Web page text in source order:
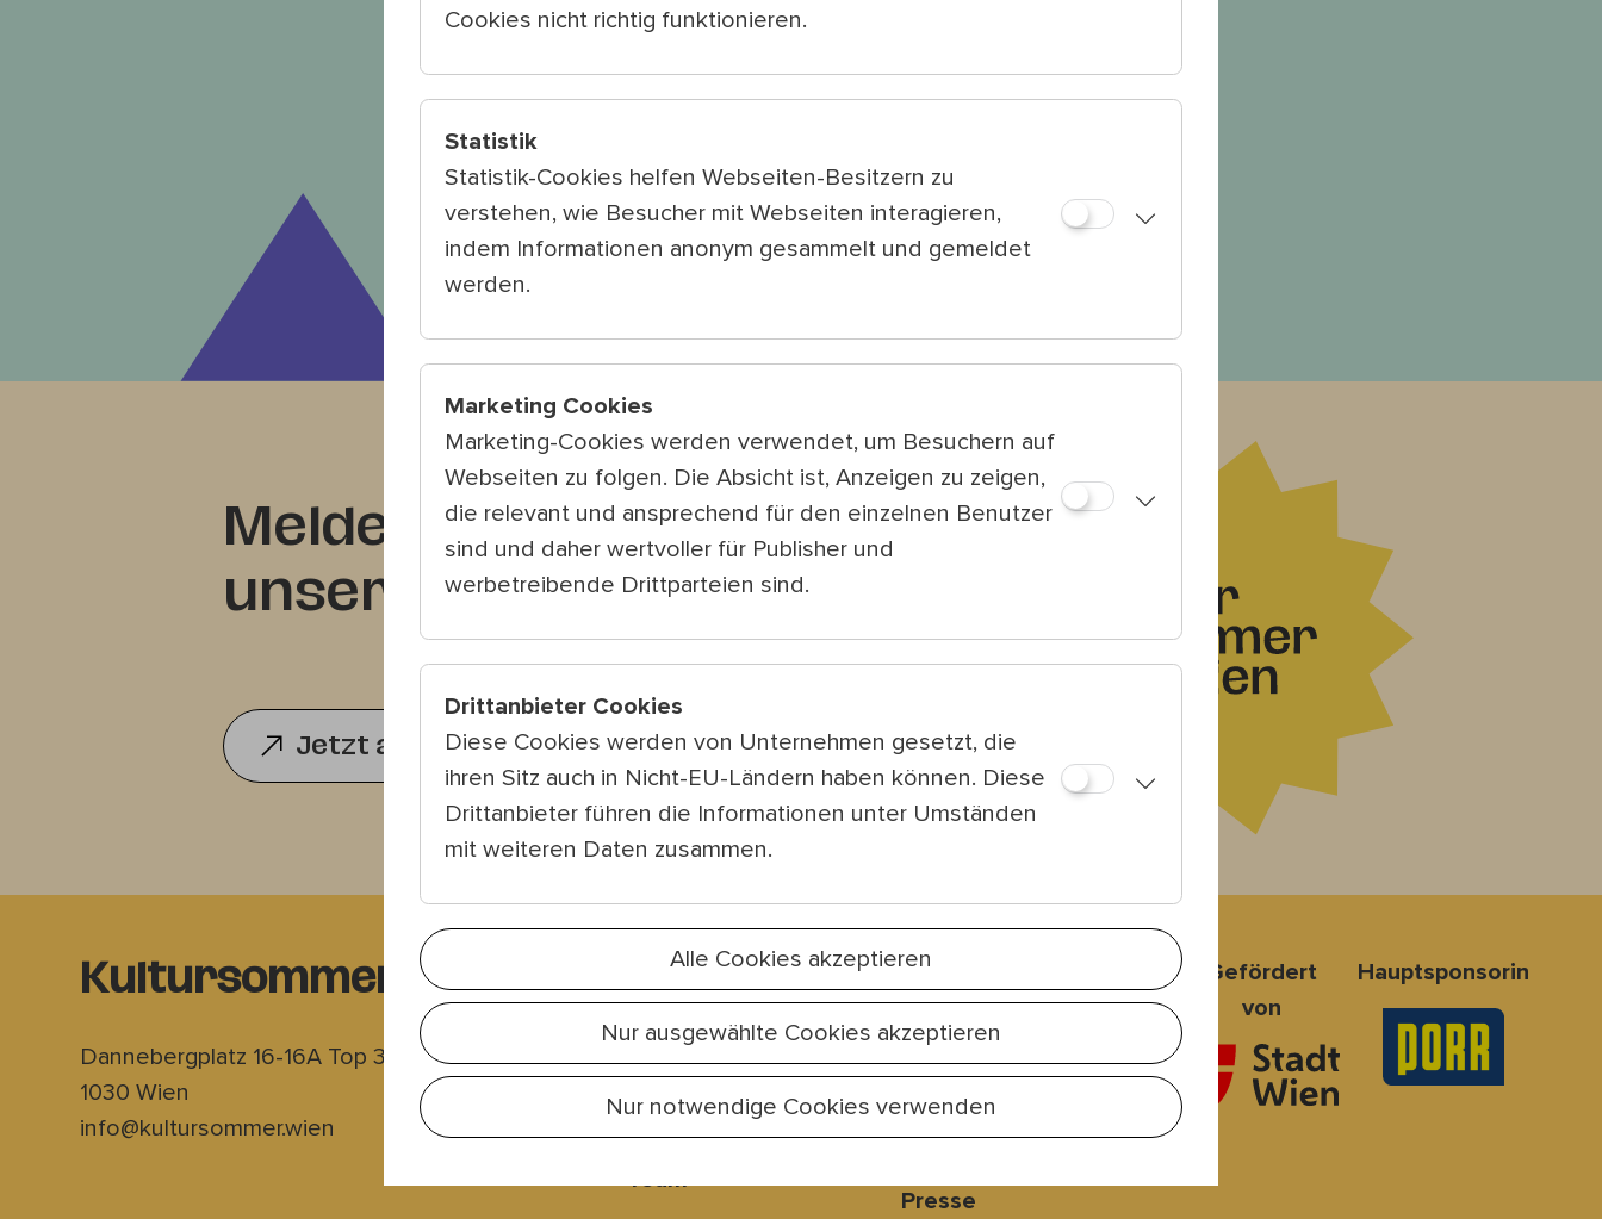
Melden Sie sich jetzt zu
unserem Newsletter an!
Jetzt anmelden
Kultursommer Wien
Dannebergplatz 16-16A Top 3
1030 Wien
info@kultursommer.wien
Platzordnung
Barrierefreiheit
Care
Team
Partner & Sponsoren
Künstlerisches Board
FAQ für Besucher:innen
Presse
Gefördert
von
Hauptsponsorin
Cookies nicht richtig funktionieren.
Statistik
Statistik-Cookies helfen Webseiten-Besitzern zu
verstehen, wie Besucher mit Webseiten interagieren,
indem Informationen anonym gesammelt und gemeldet
werden.
Marketing Cookies
Marketing-Cookies werden verwendet, um Besuchern auf
Webseiten zu folgen. Die Absicht ist, Anzeigen zu zeigen,
die relevant und ansprechend für den einzelnen Benutzer
sind und daher wertvoller für Publisher und
werbetreibende Drittparteien sind.
Drittanbieter Cookies
Diese Cookies werden von Unternehmen gesetzt, die
ihren Sitz auch in Nicht-EU-Ländern haben können. Diese
Drittanbieter führen die Informationen unter Umständen
mit weiteren Daten zusammen.
Alle Cookies akzeptieren
Nur ausgewählte Cookies akzeptieren
Nur notwendige Cookies verwenden